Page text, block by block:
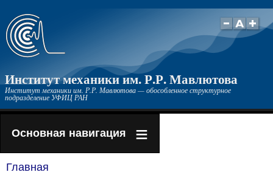
Перейти
основному
Институт механики им. Р.Р. Мавлютова
Институт механики им. Р.Р. Мавлютова — обособленное структурное
подразделение УФИЦ РАН
Основная навигация
Главная